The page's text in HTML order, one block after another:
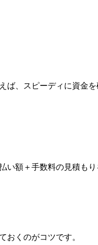
、スピーディに資金
い額＋手数料の見積も
おくのがコツです。